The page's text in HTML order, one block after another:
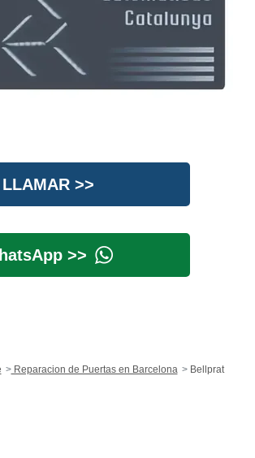
LLAMAR >>
>>
Reparacion de Puertas en Barcelona Bellprat